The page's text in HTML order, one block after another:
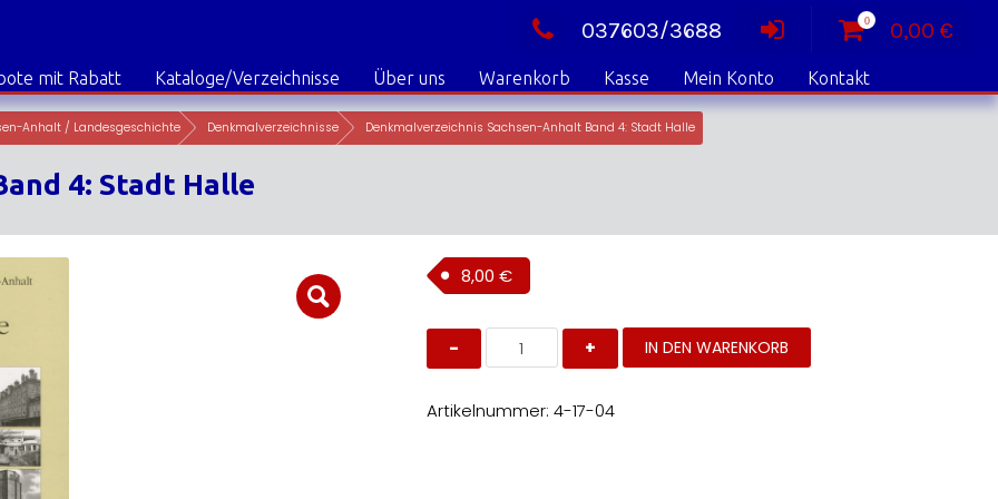
037603/3688 0 0,00 €
mit Rabatt Kataloge/Verzeichnisse Über uns Warenkorb Kasse Mein Konto Kontakt
Anhalt / Landesgeschichte Denkmalverzeichnisse Denkmalverzeichnis Sachsen-Anhalt Band 4: Stadt Halle
4: Stadt Halle
8,00 €
Denkmalverzeichnis
Sachsen-
Anhalt
4:
Stadt
IN DEN WARENKORB
Artikelnummer: 4-17-04